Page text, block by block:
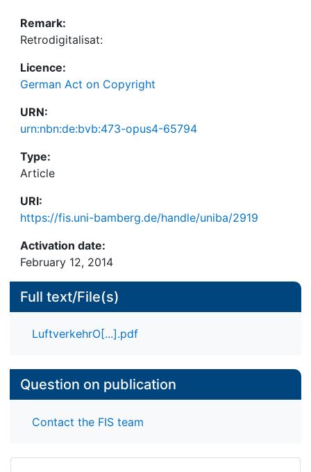
Remark:
Retrodigitalisat:
Licence:
German Act on Copyright
URN:
urn:nbn:de:bvb:473-opus4-65794
Type:
Article
URI:
https://fis.uni-bamberg.de/handle/uniba/2919
Activation date:
February 12, 2014
Full text/File(s)
LuftverkehrO[...].pdf
Question on publication
Contact the FIS team